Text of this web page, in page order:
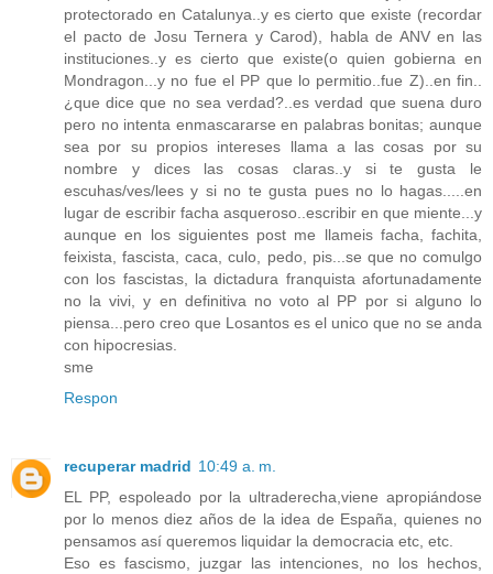
protectorado en Catalunya..y es cierto que existe (recordar
el pacto de Josu Ternera y Carod), habla de ANV en las
instituciones..y es cierto que existe(o quien gobierna en
Mondragon...y no fue el PP que lo permitio..fue Z)..en fin..
¿que dice que no sea verdad?..es verdad que suena duro
pero no intenta enmascararse en palabras bonitas; aunque
sea por su propios intereses llama a las cosas por su
nombre y dices las cosas claras..y si te gusta le
escuhas/ves/lees y si no te gusta pues no lo hagas.....en
lugar de escribir facha asqueroso..escribir en que miente...y
aunque en los siguientes post me llameis facha, fachita,
feixista, fascista, caca, culo, pedo, pis...se que no comulgo
con los fascistas, la dictadura franquista afortunadamente
no la vivi, y en definitiva no voto al PP por si alguno lo
piensa...pero creo que Losantos es el unico que no se anda
con hipocresias.
sme
Respon
recuperar madrid 10:49 a. m.
EL PP, espoleado por la ultraderecha,viene apropiándose
por lo menos diez años de la idea de España, quienes no
pensamos así queremos liquidar la democracia etc, etc.
Eso es fascismo, juzgar las intenciones, no los hechos,